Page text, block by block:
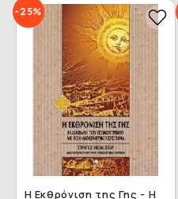
-25%
Η Εκθρόνιση της Γης - H